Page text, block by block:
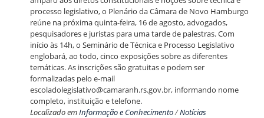
processo legislativo, o Plenário da Câmara de Novo Hamburgo
reúne na próxima quinta-feira, 16 de agosto, advogados,
pesquisadores e juristas para uma tarde de palestras. Com
início às 14h, o Seminário de Técnica e Processo Legislativo
englobará, ao todo, cinco exposições sobre as diferentes
temáticas. As inscrições são gratuitas e podem ser
formalizadas pelo e-mail
escoladolegislativo@camaranh.rs.gov.br, informando nome
completo, instituição e telefone.
Localizado emInformação e Conhecimento/Notícias